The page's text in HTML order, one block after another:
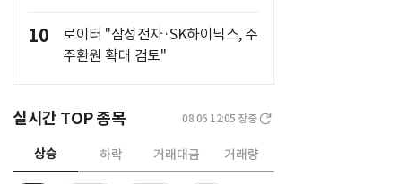
10
로이터 "삼성전자·SK하이닉스, 주
주환원 확대 검토"
실시간 TOP 종목 08.06 12:05 장중
상승 하락 거래대금 거래량